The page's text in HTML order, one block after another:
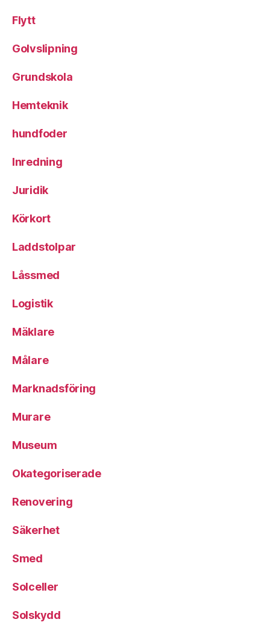
Flytt
Golvslipning
Grundskola
Hemteknik
hundfoder
Inredning
Juridik
Körkort
Laddstolpar
Låssmed
Logistik
Mäklare
Målare
Marknadsföring
Murare
Museum
Okategoriserade
Renovering
Säkerhet
Smed
Solceller
Solskydd